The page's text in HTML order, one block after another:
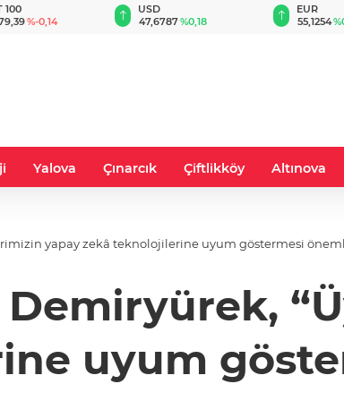
100
%-0,14
USD
47,6787%0,18
EUR
55,1254
Yalova Çınarcık Çiftlikköy Altınova
yapay zekâ teknolojilerine uyum göstermesi
Demiryürek,
uyum